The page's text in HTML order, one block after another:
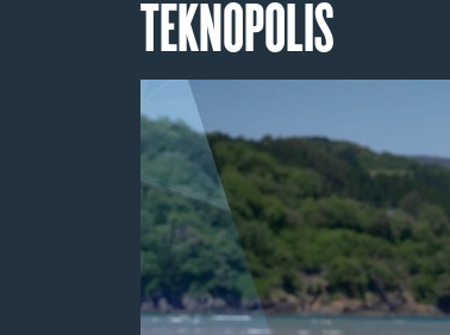
TEKNOPOLIS